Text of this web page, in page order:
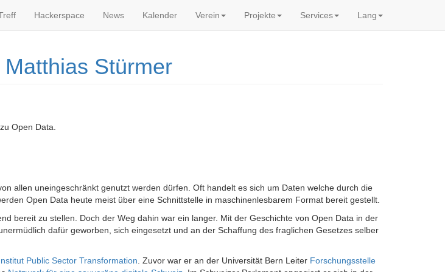
Hackerspace News Kalender Verein Projekte Services Lang
Stürmer
Open Data.
allen uneingeschränkt genutzt werden dürfen. Oft handelt es sich um Daten welche durch die
Open Data heute meist über eine Schnittstelle in maschinenlesbarem Format bereit gestellt.
bereit zu stellen. Doch der Weg dahin war ein langer. Mit der Geschichte von Open Data in der
dafür geworben, sich eingesetzt und an der Schaffung des fraglichen Gesetzes selber
Public Sector Transformation . Zuvor war er an der Universität Bern Leiter Forschungsstelle